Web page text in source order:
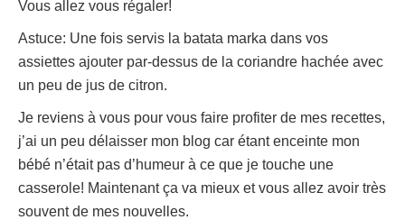
Vous allez vous régaler!
Astuce: Une fois servis la batata marka dans vos
assiettes ajouter par-dessus de la coriandre hachée avec
un peu de jus de citron.
Je reviens à vous pour vous faire profiter de mes recettes,
j’ai un peu délaisser mon blog car étant enceinte mon
bébé n’était pas d’humeur à ce que je touche une
casserole! Maintenant ça va mieux et vous allez avoir très
souvent de mes nouvelles.